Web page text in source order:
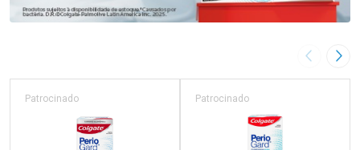
Imagem
Patrocinado Patrocinado